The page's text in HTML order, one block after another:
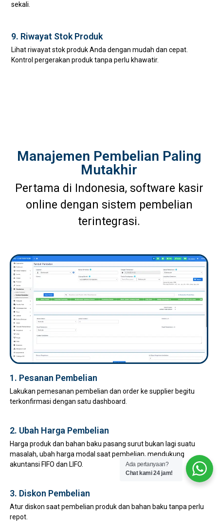
sekali.
9. Riwayat Stok Produk
Lihat riwayat stok produk Anda dengan mudah dan cepat.
Kontrol pergerakan produk tanpa perlu khawatir.
Manajemen Pembelian Paling
Mutakhir
Pertama di Indonesia, software kasir
online dengan sistem pembelian
terintegrasi.
1. Pesanan Pembelian
Lakukan pemesanan pembelian dan order ke supplier begitu
terkonfirmasi dengan satu dashboard.
2. Ubah Harga Pembelian
Harga produk dan bahan baku pasang surut bukan lagi suatu
masalah, ubah harga modal saat pembelian, mendukung
akuntansi FIFO dan LIFO.
3. Diskon Pembelian
Atur diskon saat pembelian produk dan bahan baku tanpa perlu
repot.
Ada pertanyaan?
Chat kami 24 jam!